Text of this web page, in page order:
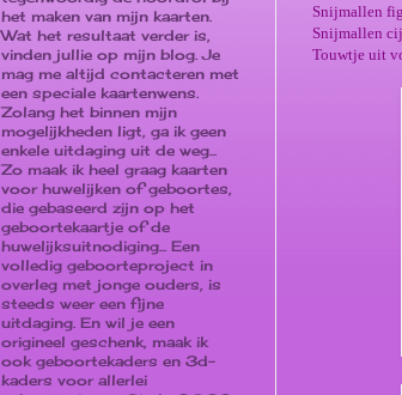
Snijmallen
Snijmallen
Touwtje uit
het maken van mijn kaarten.
Wat het resultaat verder is,
vinden jullie op mijn blog. Je
mag me altijd contacteren met
een speciale kaartenwens.
Zolang het binnen mijn
mogelijkheden ligt, ga ik geen
enkele uitdaging uit de weg...
Zo maak ik heel graag kaarten
voor huwelijken of geboortes,
die gebaseerd zijn op het
geboortekaartje of de
huwelijksuitnodiging... Een
volledig geboorteproject in
overleg met jonge ouders, is
steeds weer een fijne
uitdaging. En wil je een
origineel geschenk, maak ik
ook geboortekaders en 3d-
kaders voor allerlei